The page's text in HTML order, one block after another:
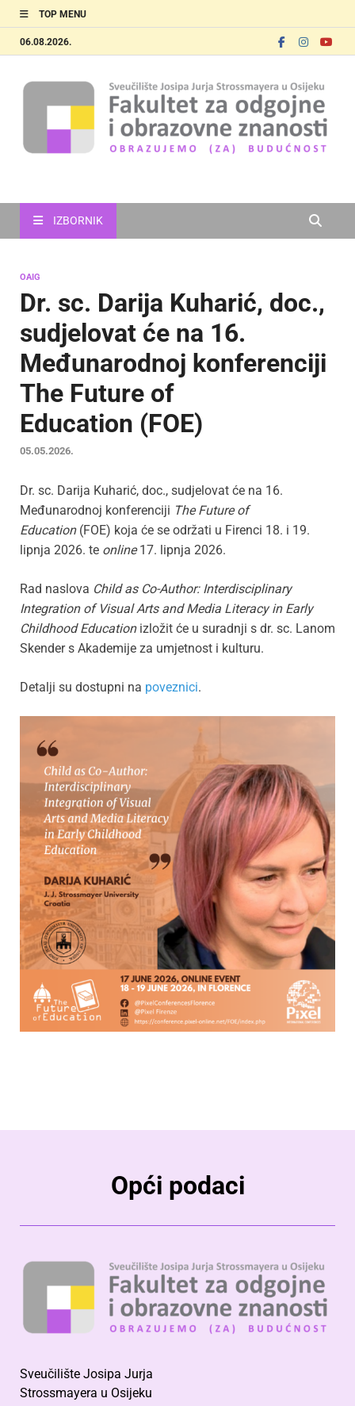
TOP MENU
06.08.2026.
IZBORNIK
OAIG
Dr. sc. Darija Kuharić, doc.,
sudjelovat će na 16.
Međunarodnoj konferenciji
The Future of
Education (FOE)
05.05.2026.
Dr. sc. Darija Kuharić, doc., sudjelovat će na 16.
Međunarodnoj konferenciji The Future of
Education(FOE) koja će se održati u Firenci 18. i 19.
lipnja 2026. te online17. lipnja 2026.
Rad naslova Child as Co-Author: Interdisciplinary
Integration of Visual Arts and Media Literacy in Early
Childhood Educationizložit će u suradnji s dr. sc. Lanom
Skender s Akademije za umjetnost i kulturu.
Detalji su dostupni na poveznici.
Opći podaci
Sveučilište Josipa Jurja
Strossmayera u Osijeku